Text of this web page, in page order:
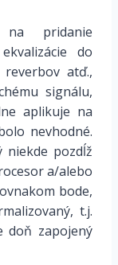
pridanie
do
atď.,
signálu,
aplikuje na
nevhodné.
niekde pozdĺž
a/alebo
bode,
t.j.
doň zapojený